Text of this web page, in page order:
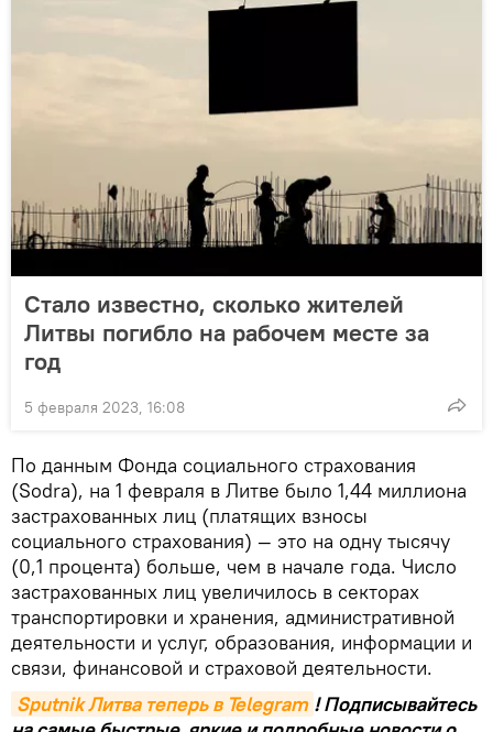
Стало известно, сколько жителей
Литвы погибло на рабочем месте за
год
5 февраля 2023, 16:08
По данным Фонда социального страхования
(Sodra), на 1 февраля в Литве было 1,44 миллиона
застрахованных лиц (платящих взносы
социального страхования) — это на одну тысячу
(0,1 процента) больше, чем в начале года. Число
застрахованных лиц увеличилось в секторах
транспортировки и хранения, административной
деятельности и услуг, образования, информации и
связи, финансовой и страховой деятельности.
Sputnik Литва теперь в Telegram ! Подписывайтесь